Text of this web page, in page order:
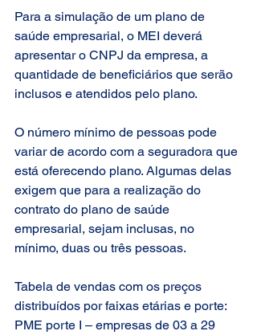
Para a simulação de um plano de
saúde empresarial, o MEI deverá
apresentar o CNPJ da empresa, a
quantidade de beneficiários que serão
inclusos e atendidos pelo plano.
O número mínimo de pessoas pode
variar de acordo com a seguradora que
está oferecendo plano. Algumas delas
exigem que para a realização do
contrato do plano de saúde
empresarial, sejam inclusas, no
mínimo, duas ou três pessoas.
Tabela de vendas com os preços
distribuídos por faixas etárias e porte:
PME porte I – empresas de 03 a 29